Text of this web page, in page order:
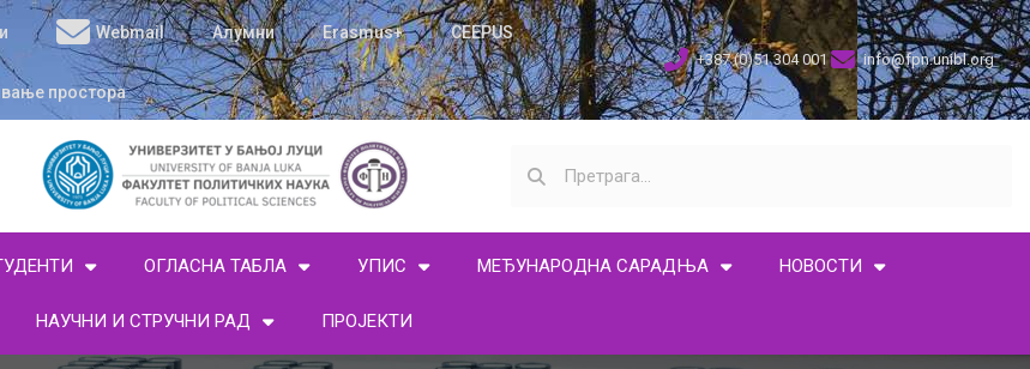
Webmail Алумни Erasmus+ CEEPUS
простора
+387 (0)51 304 001 info@fpn.unibl.org
ОГЛАСНА ТАБЛА УПИС МЕЂУНАРОДНА САРАДЊА НОВОСТИ
НАУЧНИ И СТРУЧНИ РАД ПРОЈЕКТИ